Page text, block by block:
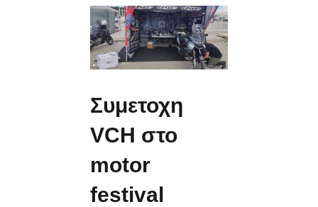
Συμετοχη
VCH στο
motor
festival